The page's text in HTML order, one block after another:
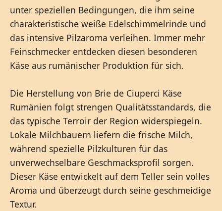
unter speziellen Bedingungen, die ihm seine
charakteristische weiße Edelschimmelrinde und
das intensive Pilzaroma verleihen. Immer mehr
Feinschmecker entdecken diesen besonderen
Käse aus rumänischer Produktion für sich.
Die Herstellung von Brie de Ciuperci Käse
Rumänien folgt strengen Qualitätsstandards, die
das typische Terroir der Region widerspiegeln.
Lokale Milchbauern liefern die frische Milch,
während spezielle Pilzkulturen für das
unverwechselbare Geschmacksprofil sorgen.
Dieser Käse entwickelt auf dem Teller sein volles
Aroma und überzeugt durch seine geschmeidige
Textur.